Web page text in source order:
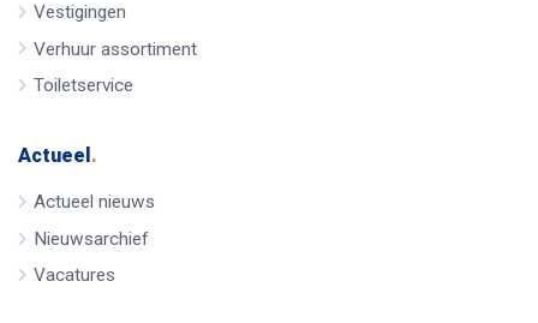
Vestigingen
Verhuur assortiment
Toiletservice
Actueel .
Actueel nieuws
Nieuwsarchief
Vacatures